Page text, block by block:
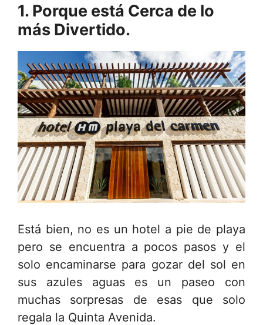
1. Porque está Cerca de lo
más Divertido.
Está bien, no es un hotel a pie de playa
pero se encuentra a pocos pasos y el
solo encaminarse para gozar del sol en
sus azules aguas es un paseo con
muchas sorpresas de esas que solo
regala la Quinta Avenida.